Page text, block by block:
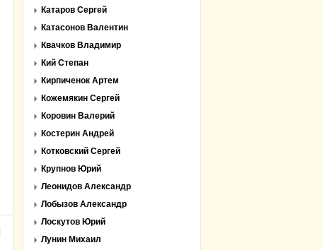
Катаров Сергей
Катасонов Валентин
Квачков Владимир
Кий Степан
Кирпиченок Артем
Кожемякин Сергей
Коровин Валерий
Костерин Андрей
Котковский Сергей
Крупнов Юрий
Леонидов Александр
Лобызов Александр
Лоскутов Юрий
Лунин Михаил